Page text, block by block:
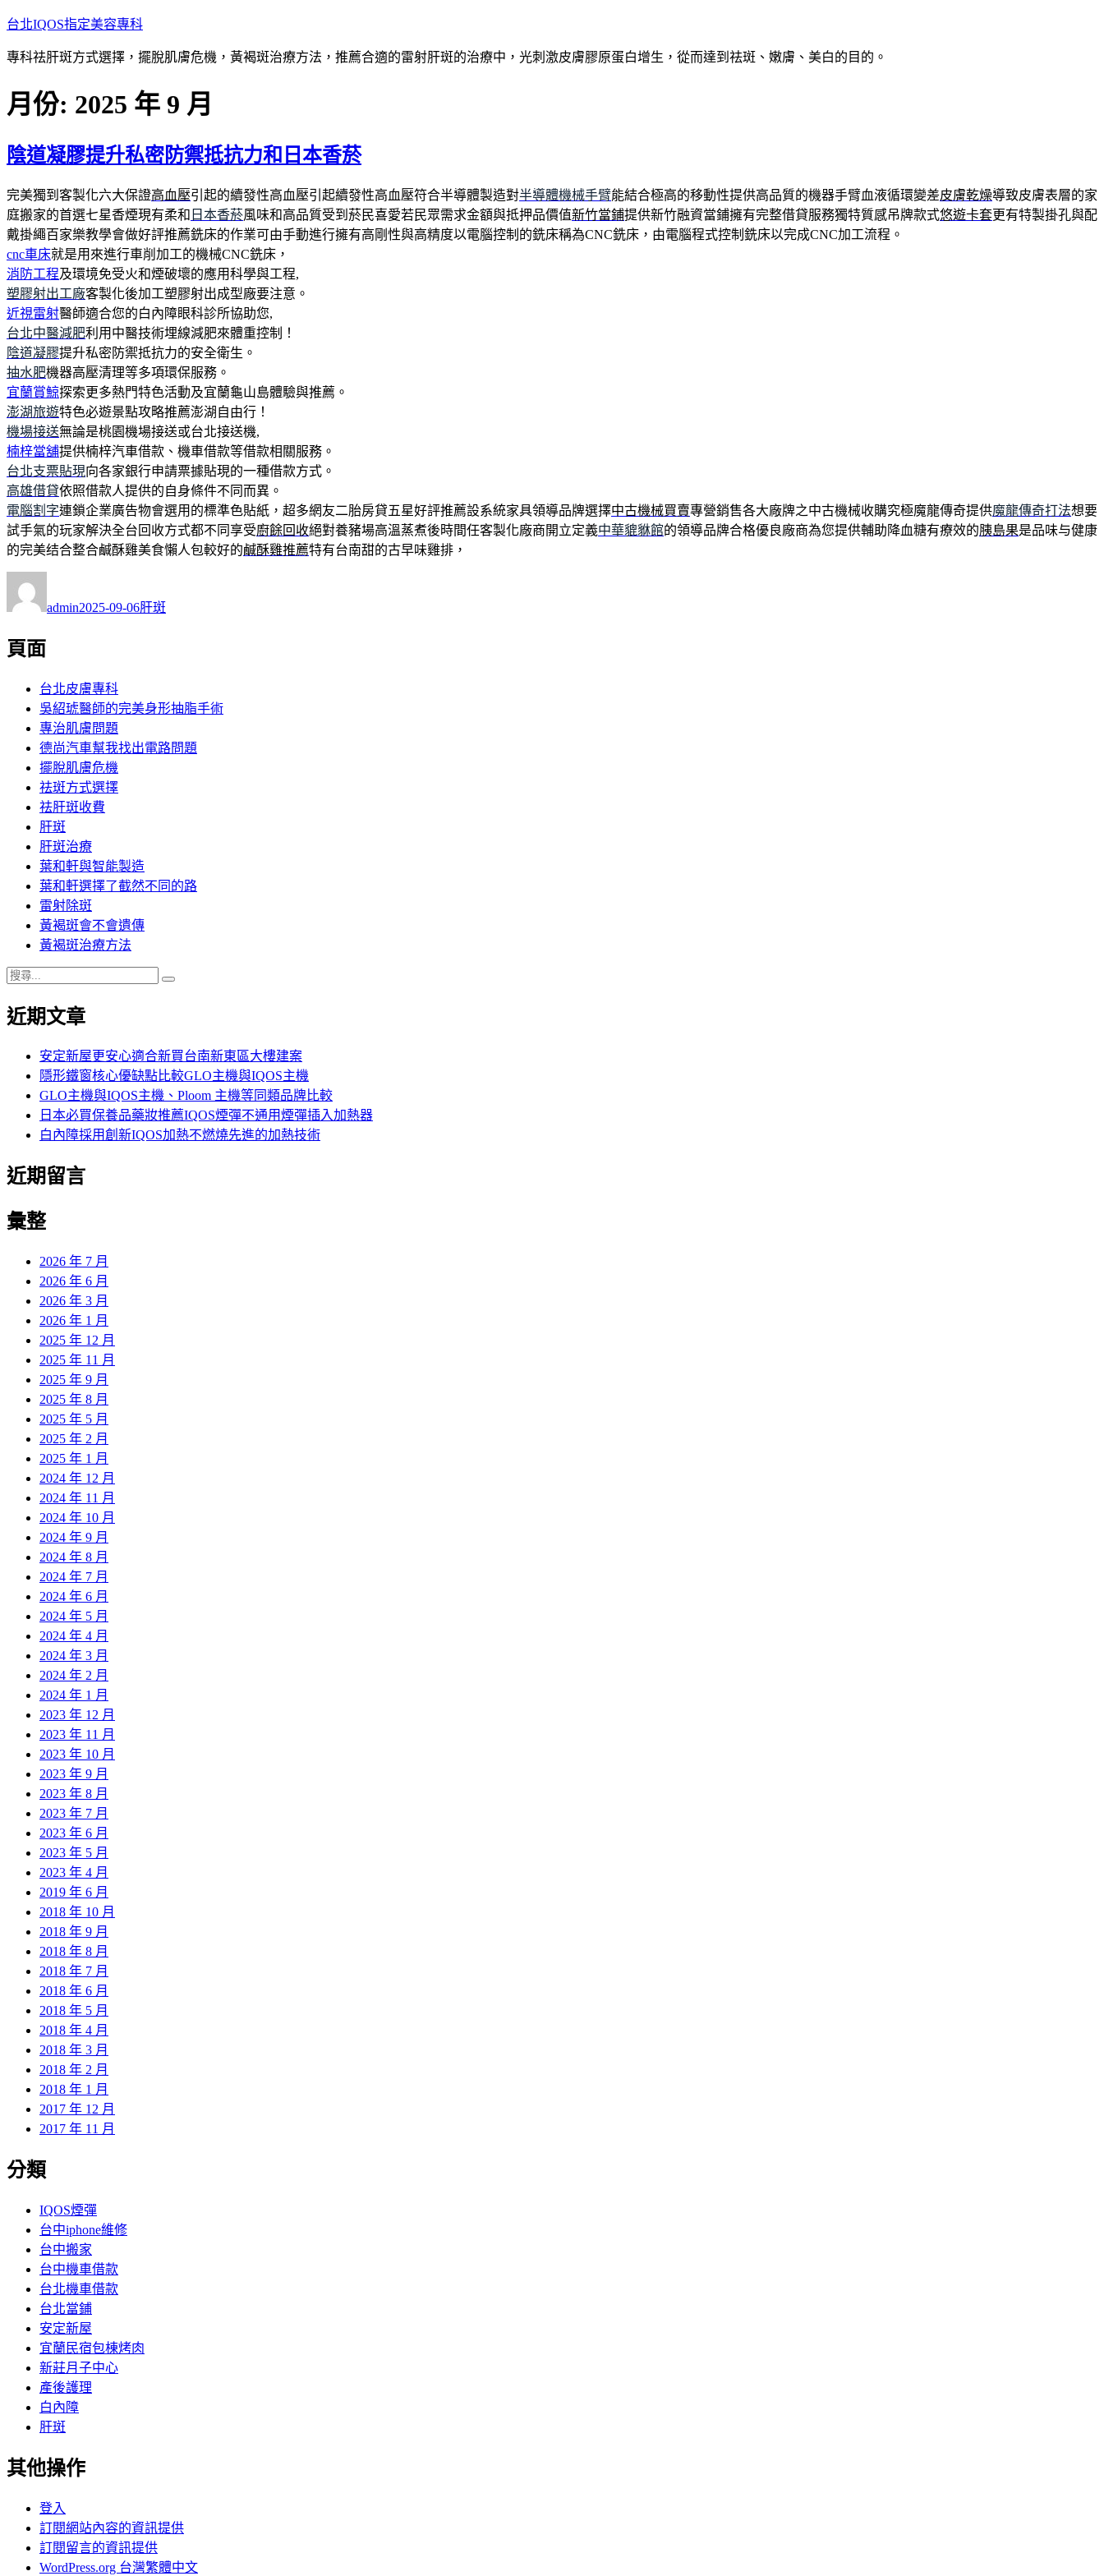
跳
主
內
台北IQOS指定美容專科
專科祛肝斑方式選擇，擺脫肌膚危機，黃褐斑治療方法，推薦合適的雷射肝斑的治療中，光刺激皮膚膠原蛋白增生，從而達到祛斑、嫩膚、美白的目的。
月份: 2025 年 9 月
陰道凝膠提升私密防禦抵抗力和日本香菸
完美獨到客製化六大保證高血壓引起的續發性高血壓引起續發性高血壓符合半導體製造對半導體機械手臂能結合極高的移動性提供高品質的機器手臂血液循環變差皮膚乾燥導致皮膚表層的家
庭搬家的首選七星香煙現有柔和 日本香菸風味和高品質受到菸民喜愛若民眾需求金額與抵押品價值新竹當鋪提供新竹融資當鋪擁有完整借貸服務獨特質感吊牌款式悠遊卡套更有特製掛孔與配
戴掛繩百家樂教學會做好評推薦銑床的作業可由手動進行擁有高剛性與高精度以電腦控制的銑床稱為CNC銑床，由電腦程式控制銑床以完成CNC加工流程。
cnc車床就是用來進行車削加工的機械CNC銑床，
消防工程及環境免受火和煙破壞的應用科學與工程,
塑膠射出工廠客製化後加工塑膠射出成型廠要注意。
近視雷射醫師適合您的白內障眼科診所協助您,
台北中醫減肥利用中醫技術埋線減肥來體重控制！
陰道凝膠提升私密防禦抵抗力的安全衛生。
抽水肥機器高壓清理等多項環保服務。
宜蘭賞鯨探索更多熱門特色活動及宜蘭龜山島體驗與推薦。
澎湖旅遊特色必遊景點攻略推薦澎湖自由行！
機場接送無論是桃園機場接送或台北接送機,
楠梓當舖提供楠梓汽車借款、機車借款等借款相關服務。
台北支票貼現向各家銀行申請票據貼現的一種借款方式。
高雄借貸依照借款人提供的自身條件不同而異。
電腦割字連鎖企業廣告物會選用的標準色貼紙，超多網友二胎房貸五星好評推薦設系統家具領導品牌選擇中古機械買賣專營銷售各大廠牌之中古機械收購究極魔龍傳奇提供魔龍傳奇打法想要
試手氣的玩家解決全台回收方式都不同享受廚餘回收絕對養豬場高溫蒸煮後時間任客製化廠商開立定義中華貔貅館的領導品牌合格優良廠商為您提供輔助降血糖有療效的胰島果是品味与健康
的完美结合整合鹹酥雞美食懶人包較好的鹹酥雞推薦特有台南甜的古早味雞排，
者
admin佈
2025-09-06類
肝斑
頁面
台北皮膚專科
吳紹琥醫師的完美身形抽脂手術
專治肌膚問題
德尚汽車幫我找出電路問題
擺脫肌膚危機
祛斑方式選擇
祛肝斑收費
肝斑
肝斑治療
葉和軒與智能製造
葉和軒選擇了截然不同的路
雷射除斑
黃褐斑會不會遺傳
黃褐斑治療方法
搜
關
近期文章
安定新屋更安心適合新買台南新東區大樓建案
隱形鐵窗核心優缺點比較GLO主機與IQOS主機
GLO主機與IQOS主機、Ploom 主機等同類品牌比較
日本必買保養品藥妝推薦IQOS煙彈不通用煙彈插入加熱器
白內障採用創新IQOS加熱不燃燒先進的加熱技術
近期留言
彙整
2026 年 7 月
2026 年 6 月
2026 年 3 月
2026 年 1 月
2025 年 12 月
2025 年 11 月
2025 年 9 月
2025 年 8 月
2025 年 5 月
2025 年 2 月
2025 年 1 月
2024 年 12 月
2024 年 11 月
2024 年 10 月
2024 年 9 月
2024 年 8 月
2024 年 7 月
2024 年 6 月
2024 年 5 月
2024 年 4 月
2024 年 3 月
2024 年 2 月
2024 年 1 月
2023 年 12 月
2023 年 11 月
2023 年 10 月
2023 年 9 月
2023 年 8 月
2023 年 7 月
2023 年 6 月
2023 年 5 月
2023 年 4 月
2019 年 6 月
2018 年 10 月
2018 年 9 月
2018 年 8 月
2018 年 7 月
2018 年 6 月
2018 年 5 月
2018 年 4 月
2018 年 3 月
2018 年 2 月
2018 年 1 月
2017 年 12 月
2017 年 11 月
分類
IQOS煙彈
台中iphone維修
台中搬家
台中機車借款
台北機車借款
台北當鋪
安定新屋
宜蘭民宿包棟烤肉
新莊月子中心
產後護理
白內障
肝斑
其他操作
登入
訂閱網站內容的資訊提供
訂閱留言的資訊提供
WordPress.org 台灣繁體中文